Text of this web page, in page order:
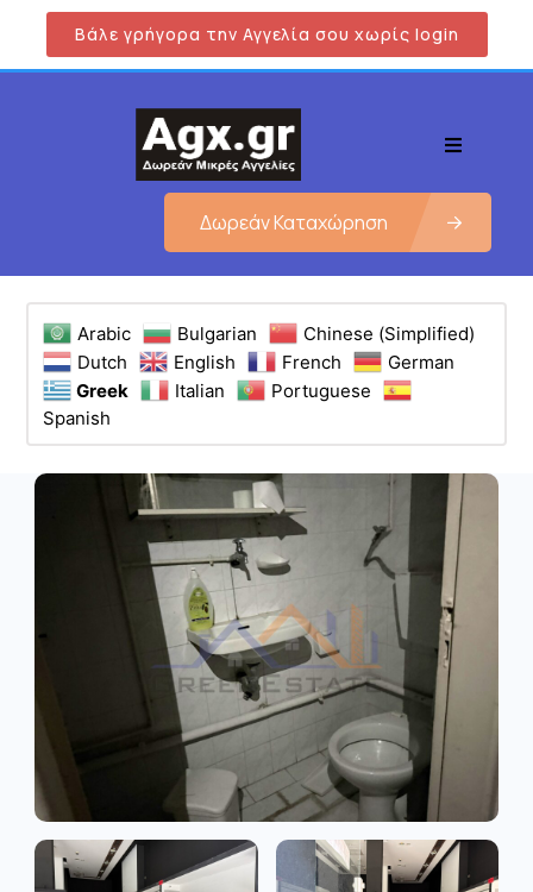
Βάλε γρήγορα την Αγγελία σου χωρίς login
Δωρεάν Καταχώρηση
Arabic Bulgarian
Chinese (Simplified)
Dutch
English French
German
Greek
Italian
Portuguese
Spanish